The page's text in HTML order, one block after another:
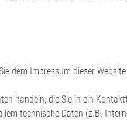
dem Impressum dieser
handeln, die Sie in ein
technische Daten (z.B.